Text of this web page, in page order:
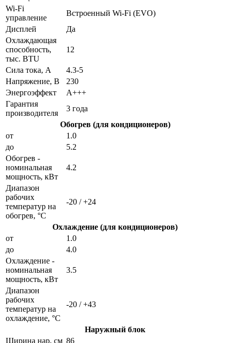
Wi-Fi
управление
Встроенный Wi-Fi (EVO)
Дисплей
Да
Охлаждающая
способность,
тыс. BTU
12
Сила тока, А
4.3-5
Напряжение, В
230
Энергоэффект
А+++
Гарантия
производителя
3 года
Обогрев (для кондиционеров)
от
1.0
до
5.2
Обогрев -
номинальная
мощность, кВт
4.2
Диапазон
рабочих
температур на
обогрев, °C
-20 / +24
Охлаждение (для кондиционеров)
от
1.0
до
4.0
Охлаждение -
номинальная
мощность, кВт
3.5
Диапазон
рабочих
температур на
охлаждение, °C
-20 / +43
Наружный блок
Ширина нар, см 86